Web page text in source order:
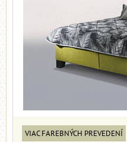
VIAC FAREBNÝCH PREVEDENÍ